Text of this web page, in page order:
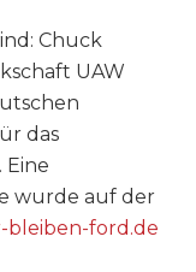
Chuck
UAW
das
wurde auf der
bleiben-ford.de